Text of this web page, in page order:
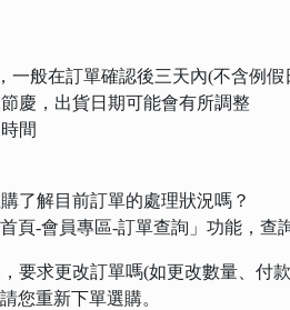
一般在訂單確認後三天內(不含例
慶，出貨日期可能會有所調整
間
了解目前訂單的處理狀況嗎？
頁-會員專區-訂單查詢」功能，查
要求更改訂單嗎(如更改數量、付
您重新下單選購。